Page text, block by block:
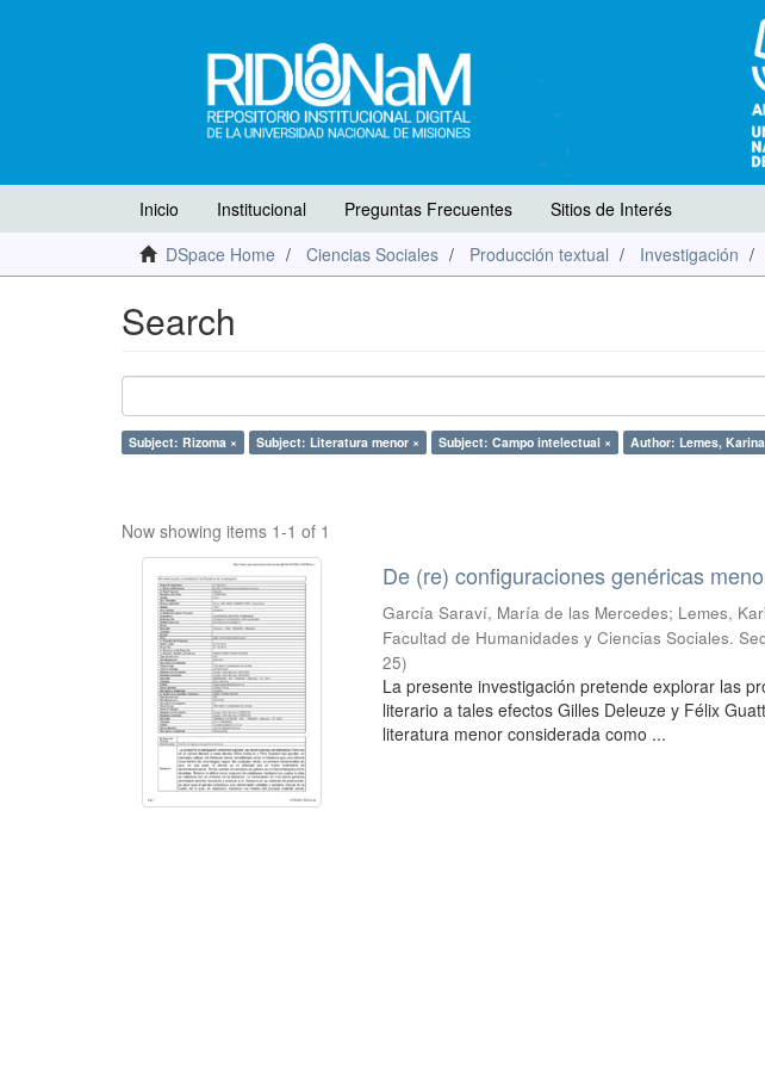
Inicio Institucional Preguntas Frecuentes
Sitios de Interés
DSpace Home
Ciencias Sociales Producción textual Investigación
Search
Subject: Rizoma × Subject: Literatura menor × Subject: Campo intelectual × Author: Lemes,
Now showing items 1-1 of 1
De (re) configuraciones genéricas
García Saraví, María de las Mercedes; Lemes,
Facultad de Humanidades y Ciencias Sociales.
25)
La presente investigación pretende explorar las
literario a tales efectos Gilles Deleuze y Félix
literatura menor considerada como ...